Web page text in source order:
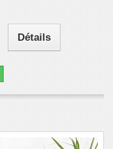
Détails